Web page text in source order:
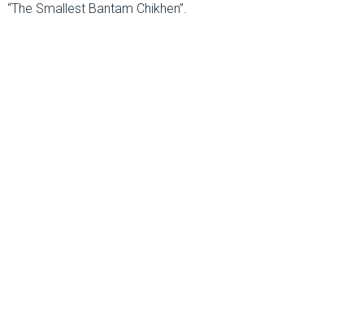
“The Smallest Bantam Chikhen”.